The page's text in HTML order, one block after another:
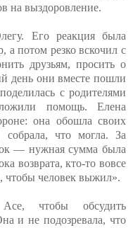
на выздоровление.
Его реакция была
потом резко вскочил с
друзьям, просить о
день они вместе пошли
с родителями
помощь. Елена
она обошла своих
собрала, что могла. За
— нужная сумма была
возврата, кто-то вовсе
чтобы человек выжил».
чтобы обсудить
и не подозревала, что